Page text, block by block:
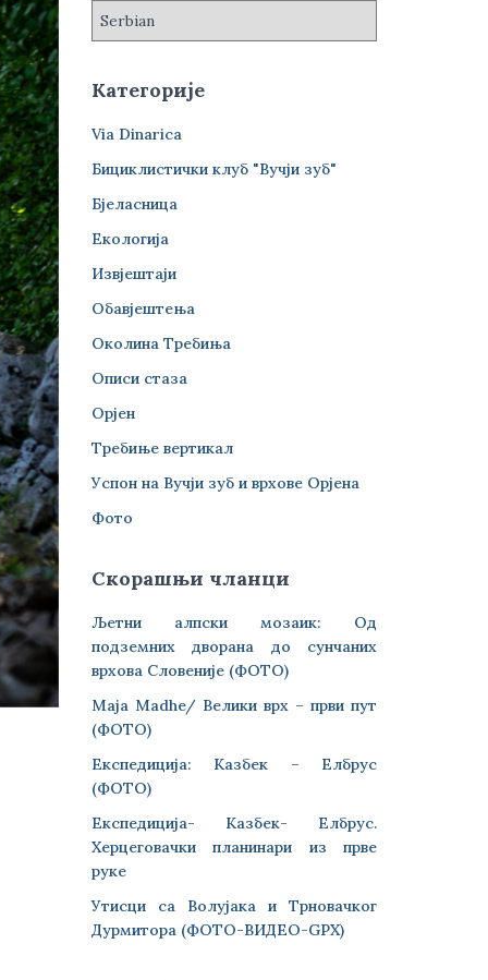
Категорије
Via Dinarica
Бициклистички клуб "Вучји зуб"
Бјеласница
Екологија
Извјештаји
Обавјештења
Околина Требиња
Описи стаза
Орјен
Требиње вертикал
Успон на Вучји зуб и врхове Орјена
Фото
Скорашњи чланци
Љетни алпски мозаик: Од
подземних дворана до сунчаних
врхова Словеније (ФОТО)
Maja Madhe/ Велики врх – први пут
(ФОТО)
Експедиција: Казбек – Елбрус
(ФОТО)
Експедиција- Казбек- Елбрус.
Херцеговачки планинари из прве
руке
Утисци са Волујака и Трновачког
Дурмитора (ФОТО-ВИДЕО-GPX)